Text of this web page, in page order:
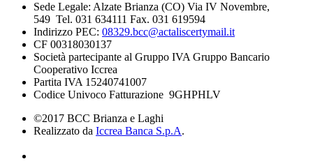
Sede Legale: Alzate Brianza (CO) Via IV Novembre,
549 Tel. 031 634111 Fax. 031 619594
Indirizzo PEC: 08329.bcc@actaliscertymail.it
CF 00318030137
Società partecipante al Gruppo IVA Gruppo Bancario
Cooperativo Iccrea
Partita IVA 15240741007
Codice Univoco Fatturazione 9GHPHLV
©2017 BCC Brianza e Laghi
Realizzato da Iccrea Banca S.p.A.